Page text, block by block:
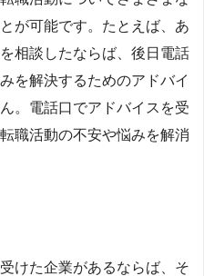
が可能です。たとえば、あ
相談したならば、後日電話
を解決するためのアドバイ
。電話口でアドバイスを受
職活動の不安や悩みを解消
けた企業があるならば、そ